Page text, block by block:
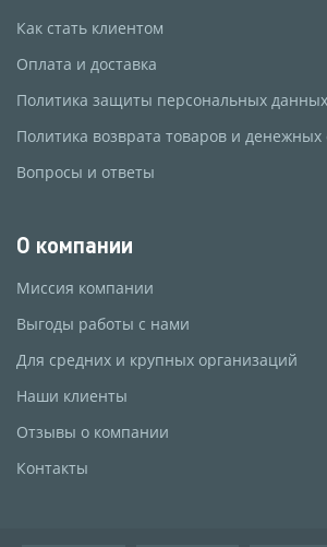
Как стать клиентом
Оплата и доставка
Политика защиты персональных данных
Политика возврата товаров и денежных
Вопросы и ответы
О компании
Миссия компании
Выгоды работы с нами
Для средних и крупных организаций
Наши клиенты
Отзывы о компании
Контакты